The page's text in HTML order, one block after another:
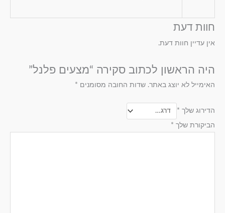
חוות דעת
אין עדיין חוות דעת.
היה הראשון לכתוב סקירה “מצעים פלנל”
האימייל לא יוצג באתר. שדות החובה מסומנים *
הדירוג שלך *
הביקורת שלך *